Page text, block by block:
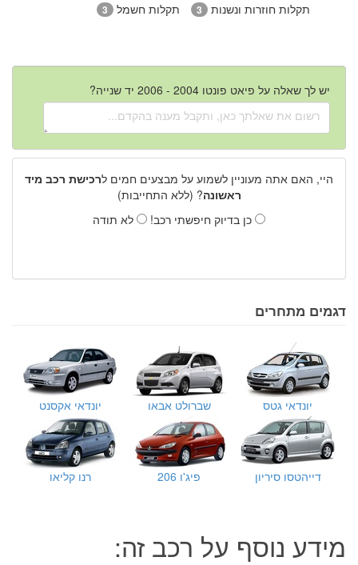
תקלות חוזרות ונשנות
3 תקלות חשמל 3
יש לך שאלה על פיאט פונטו 2004 - 2006 יד שנייה?
היי, האם אתה מעוניין לשמוע על מבצעים חמים לרכישת רכב מיד
ראשונה? (ללא התחייבות)
כן בדיוק חיפשתי רכב!
לא תודה
דגמים מתחרים
יונדאי גטס שברולט אבאו יונדאי אקסנט
דייהטסו סיריון פיג'ו 206 רנו קליאו
מידע נוסף על רכב זה: